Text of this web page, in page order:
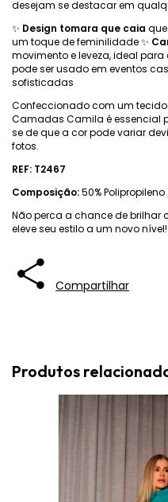
desejam se destacar em
✨ Design tomara que caia
um toque de feminilidade ✨
movimento e leveza, ideal para
pode ser usado em eventos
sofisticadas
Confeccionado com um
Camadas Camila é essencial
se de que a cor pode variar
fotos.
REF: T2467
Composição:50%
Não perca a chance de brilhar
eleve seu estilo a um novo nível!
Compartilhar
Produtos